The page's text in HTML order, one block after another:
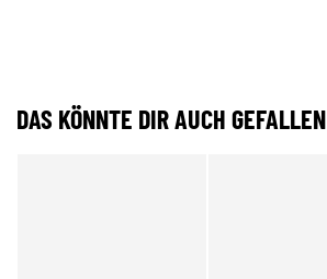
DAS KÖNNTE DIR AUCH GEFALLEN